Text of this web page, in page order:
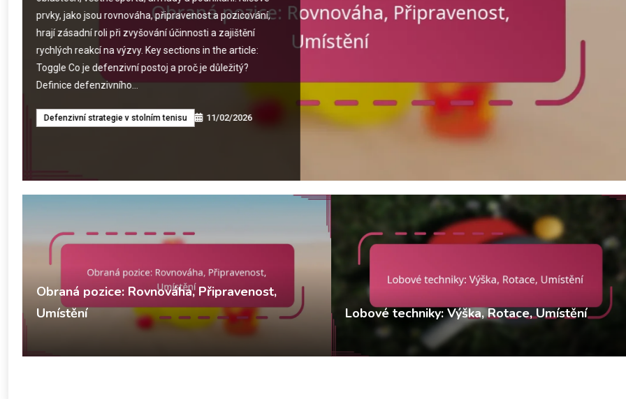
míč nad soupeři a cílit na konkrétní umístění. Ovládnutí
výšky, rotace a umístění lobů může vytvořit příležitosti ke
skórování tím, že se využije postavení a slabin soupeřů.
Key sections in the article: Toggle Co jsou techniky lobu
ve sportu?…
Defenzivní strategie v stolním tenisu
Obraná pozice: Rovnováha, Připravenost,
Umístění
11/02/2026
Lobové techniky: Výška, Rotace, Umístění
Defenzivní strategie v stolním tenisu
11/02/2026